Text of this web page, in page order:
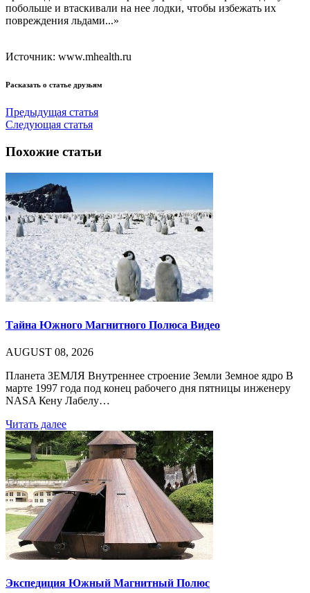
побольше и втаскивали на нее лодки, чтобы избежать их
повреждения льдами...»
Источник: www.mhealth.ru
Расказать о статье друзьям
Предыдущая статья
Следующая статья
Похожие статьи
Тайна Южного Магнитного Полюса Видео
AUGUST 08, 2026
Планета ЗЕМЛЯ Внутреннее строение Земли Земное ядро В
марте 1997 года под конец рабочего дня пятницы инженеру
NASA Кену Лабелу…
Читать далее
Экспедиция Южный Магнитный Полюс